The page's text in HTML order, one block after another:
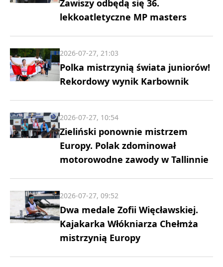
Zawiszy odbędą się 36.
lekkoatletyczne MP masters
Polka mistrzynią świata juniorów!
Rekordowy wynik Karbownik
2026-07-27, 21:03
Zieliński ponownie mistrzem
Europy. Polak zdominował
motorowodne zawody w Tallinnie
2026-07-27, 10:54
Dwa medale Zofii Więcławskiej.
Kajakarka Włókniarza Chełmża
mistrzynią Europy
2026-07-27, 09:52